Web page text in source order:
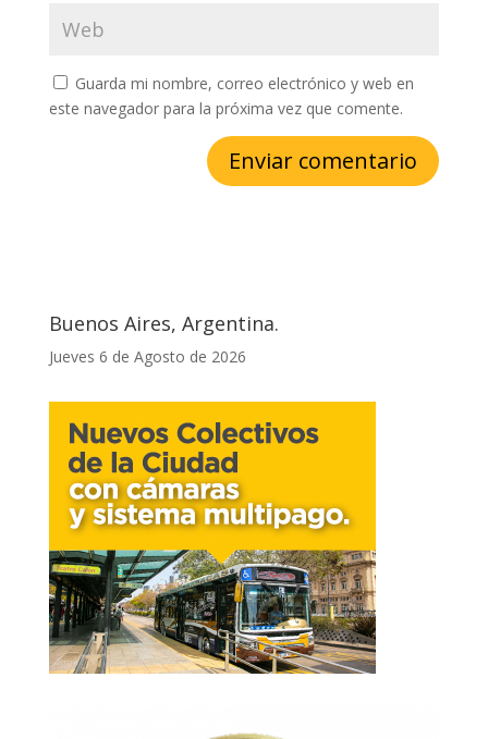
Guarda mi nombre, correo electrónico y web en
este navegador para la próxima vez que comente.
Buenos Aires, Argentina.
Jueves 6 de Agosto de 2026